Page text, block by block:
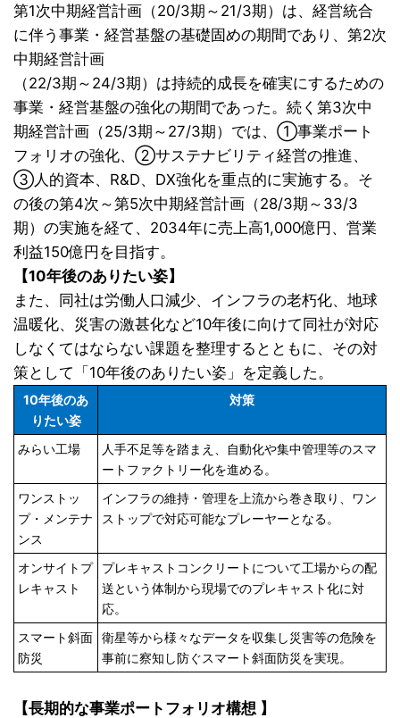
第1次中期経営計画（20/3期～21/3期）は、経営統合
に伴う事業・経営基盤の基礎固めの期間であり、第2次
中期経営計画
（22/3期～24/3期）は持続的成長を確実にするための
事業・経営基盤の強化の期間であった。続く第3次中
期経営計画（25/3期～27/3期）では、①事業ポート
フォリオの強化、②サステナビリティ経営の推進、
③人的資本、R&D、DX強化を重点的に実施する。そ
の後の第4次～第5次中期経営計画（28/3期～33/3
期）の実施を経て、2034年に売上高1,000億円、営業
利益150億円を目指す。
【10年後のありたい姿】
また、同社は労働人口減少、インフラの老朽化、地球
温暖化、災害の激甚化など10年後に向けて同社が対応
しなくてはならない課題を整理するとともに、その対
策として「10年後のありたい姿」を定義した。
10年後のあ
りたい姿
対策
みらい工場
人手不足等を踏まえ、自動化や集中管理等のスマ
ートファクトリー化を進める。
ワンストッ
プ・メンテナ
ンス
インフラの維持・管理を上流から巻き取り、ワン
ストップで対応可能なプレーヤーとなる。
オンサイトプ
レキャスト
プレキャストコンクリートについて工場からの配
送という体制から現場でのプレキャスト化に対
応。
スマート斜面
防災
衛星等から様々なデータを収集し災害等の危険を
事前に察知し防ぐスマート斜面防災を実現。
【長期的な事業ポートフォリオ構想 】